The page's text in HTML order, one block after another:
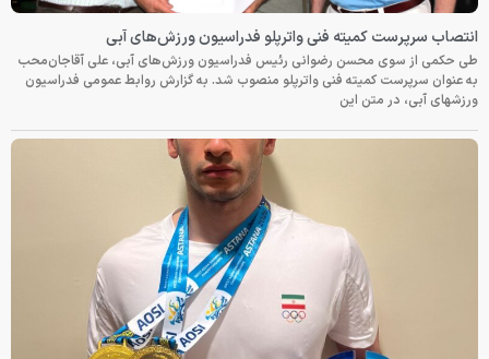
انتصاب سرپرست کمیته فنی واترپلو فدراسیون ورزش‌های آبی
طی حکمی از سوی محسن رضوانی رئیس فدراسیون ورزش‌های آبی، علی آقاجان‌محب
به عنوان سرپرست کمیته فنی واترپلو منصوب شد. به گزارش روابط عمومی فدراسیون
ورزشهای آبی، در متن این